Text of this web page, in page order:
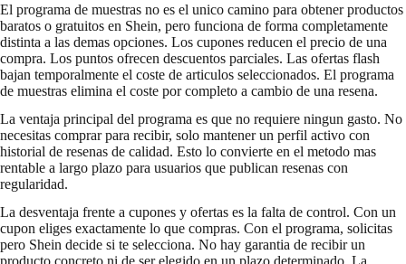
El programa de muestras no es el unico camino para obtener productos
baratos o gratuitos en Shein, pero funciona de forma completamente
distinta a las demas opciones. Los cupones reducen el precio de una
compra. Los puntos ofrecen descuentos parciales. Las ofertas flash
bajan temporalmente el coste de articulos seleccionados. El programa
de muestras elimina el coste por completo a cambio de una resena.
La ventaja principal del programa es que no requiere ningun gasto. No
necesitas comprar para recibir, solo mantener un perfil activo con
historial de resenas de calidad. Esto lo convierte en el metodo mas
rentable a largo plazo para usuarios que publican resenas con
regularidad.
La desventaja frente a cupones y ofertas es la falta de control. Con un
cupon eliges exactamente lo que compras. Con el programa, solicitas
pero Shein decide si te selecciona. No hay garantia de recibir un
producto concreto ni de ser elegido en un plazo determinado. La